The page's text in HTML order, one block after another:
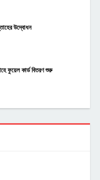
উদ্বোধন
ফুয়েল কার্ড বিতরণ শুরু